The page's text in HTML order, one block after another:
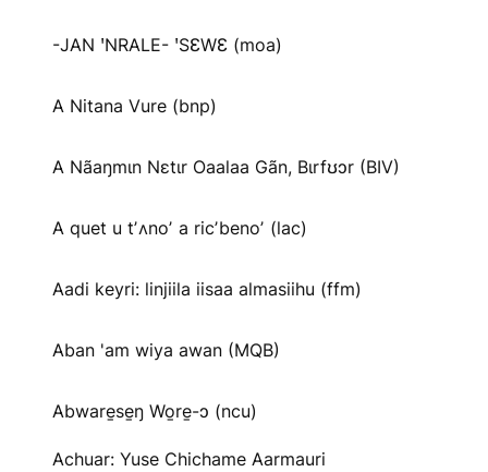
-JAN ꞌNRALE- ꞌSƐWƐ (moa)
A Nitana Vure (bnp)
A Nãaŋmɩn Nɛtɩr Oaalaa Gãn, Bɩrfʊɔr (BIV)
A quet u tʼʌnoʼ a ricʼbenoʼ (lac)
Aadi keyri: linjiila iisaa almasiihu (ffm)
Aban 'am wiya awan (MQB)
Abware̱se̱ŋ Wo̱re̱-ɔ (ncu)
Achuar: Yuse Chichame Aarmauri